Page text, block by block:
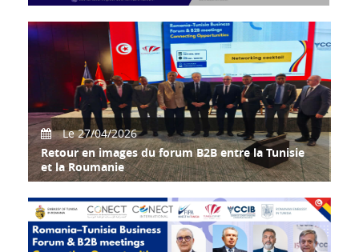
La CONECT - Confédération des Entreprises Citoyennes de
Tunisie, CONECT International et la Chamb
Le 27/04/2026
Retour en images du forum B2B entre la Tunisie
et la Roumanie
Retour en images du forum B2B entre la Tunisie et la
Roumanie, qui s'est tenu ce lundi 27 avril 2